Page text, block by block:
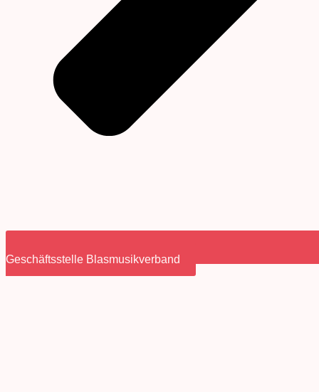
Geschäftsstelle Blasmusikverband